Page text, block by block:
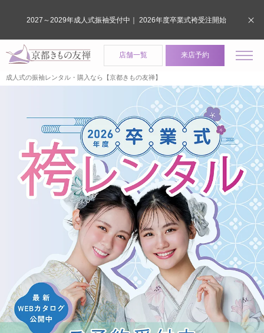
店舗一覧 来店予約
成人式の振袖レンタル・購入なら【京都きもの友禅】
2027～2029年成人式振袖受付中｜ 2026年度卒業式袴受注開始